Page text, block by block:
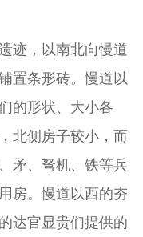
迹，以南北向慢道
置条形砖。慢道以
的形状、大小各
北侧房子较小，而
矛、弩机、铁等兵
房。慢道以西的夯
达官显贵们提供的